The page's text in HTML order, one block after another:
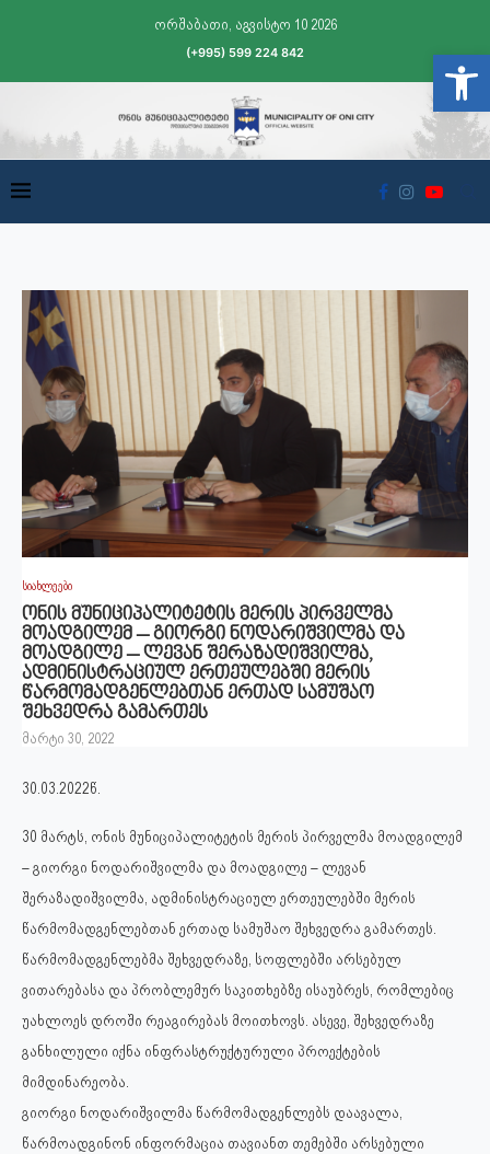
ორშაბათი, აგვისტო 10 2026
(+995) 599 224 842
სიახლეები
ონის მუნიციპალიტეტის მერის პირველმა
მოადგილემ – გიორგი ნოდარიშვილმა და
მოადგილე – ლევან შერაზადიშვილმა,
ადმინისტრაციულ ერთეულებში მერის
წარმომადგენლებთან ერთად სამუშაო
შეხვედრა გამართეს
მარტი 30, 2022
30.03.2022წ.
30 მარტს, ონის მუნიციპალიტეტის მერის პირველმა მოადგილემ
– გიორგი ნოდარიშვილმა და მოადგილე – ლევან
შერაზადიშვილმა, ადმინისტრაციულ ერთეულებში მერის
წარმომადგენლებთან ერთად სამუშაო შეხვედრა გამართეს.
წარმომადგენლებმა შეხვედრაზე, სოფლებში არსებულ
ვითარებასა და პრობლემურ საკითხებზე ისაუბრეს, რომლებიც
უახლოეს დროში რეაგირებას მოითხოვს. ასევე, შეხვედრაზე
განხილული იქნა ინფრასტრუქტურული პროექტების
მიმდინარეობა.
გიორგი ნოდარიშვილმა წარმომადგენლებს დაავალა,
წარმოადგინონ ინფორმაცია თავიანთ თემებში არსებული